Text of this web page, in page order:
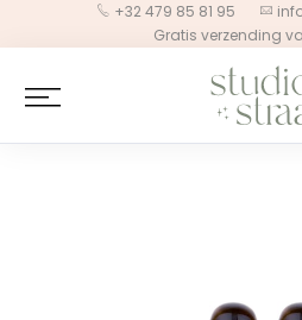
+32 479 85 81 95
Gratis verzending